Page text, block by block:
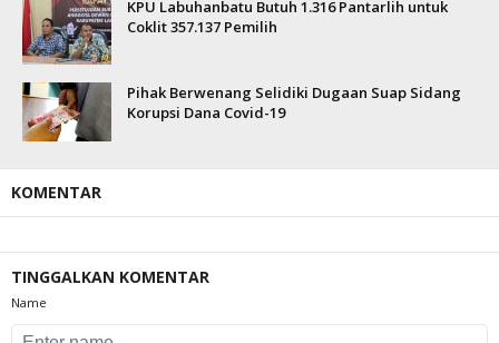
KPU Labuhanbatu Butuh 1.316 Pantarlih untuk
Coklit 357.137 Pemilih
Pihak Berwenang Selidiki Dugaan Suap Sidang
Korupsi Dana Covid-19
KOMENTAR
TINGGALKAN KOMENTAR
Name